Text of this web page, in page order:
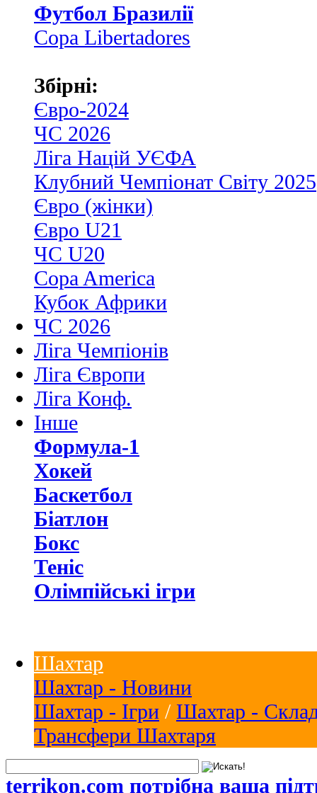
Футбол Бразилії
Copa Libertadores
Збірні:
Євро-2024
ЧС 2026
Ліга Націй УЄФА
Клубний Чемпіонат Світу 2025
Євро (жінки)
Євро U21
ЧС U20
Copa America
Кубок Африки
ЧС 2026
Ліга Чемпіонів
Ліга Європи
Ліга Конф.
Інше
Формула-1
Хокей
Баскетбол
Біатлон
Бокс
Теніс
Олімпійські ігри
Шахтар
Шахтар - Новини
Шахтар - Ігри / Шахтар -
Трансфери Шахтаря
terrikon.com потрібна ваша